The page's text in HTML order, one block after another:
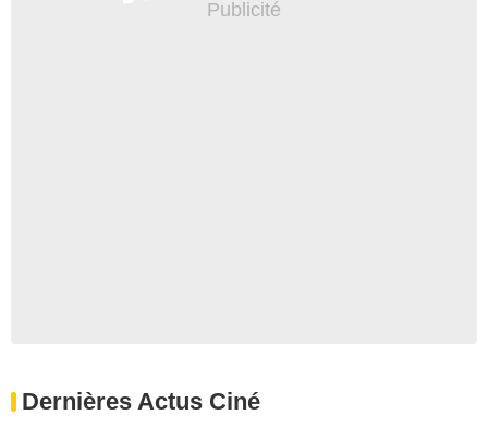
Dernières Actus Ciné